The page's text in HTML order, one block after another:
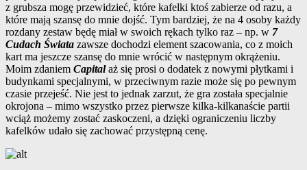
z grubsza mogę przewidzieć, które kafelki ktoś zabierze od razu, a
które mają szansę do mnie dojść. Tym bardziej, że na 4 osoby każdy
rozdany zestaw będę miał w swoich rękach tylko raz – np. w 7
Cudach Świata zawsze dochodzi element szacowania, co z moich
kart ma jeszcze szansę do mnie wrócić w następnym okrążeniu.
Moim zdaniem Capitalaż się prosi o dodatek z nowymi płytkami i
budynkami specjalnymi, w przeciwnym razie może się po pewnym
czasie przejeść. Nie jest to jednak zarzut, że gra została specjalnie
okrojona – mimo wszystko przez pierwsze kilka-kilkanaście partii
wciąż możemy zostać zaskoczeni, a dzięki ograniczeniu liczby
kafelków udało się zachować przystępną cenę.